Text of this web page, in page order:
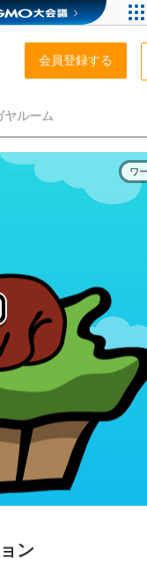
会員登録する
ヤルーム
ワ
ン